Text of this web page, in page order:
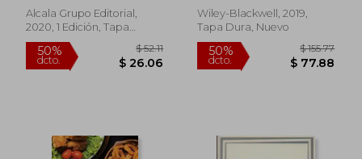
Alcala Grupo Editorial,
2020, 1 Edición, Tapa
Blanda, Nuevo
Inglés)
Jacqueline
Wiley-Blackwell, 2019,
Tapa Dura, Nuevo